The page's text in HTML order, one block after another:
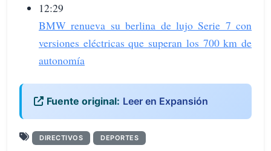
12:29
BMW renueva su berlina de lujo Serie 7 con
versiones eléctricas que superan los 700 km de
autonomía
Fuente original: Leer en Expansión
DIRECTIVOS DEPORTES